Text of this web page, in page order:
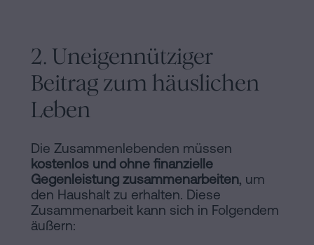
2. Uneigennütziger
Beitrag zum häuslichen
Leben
Die Zusammenlebenden müssen
kostenlos und ohne finanzielle
Gegenleistung zusammenarbeiten, um
den Haushalt zu erhalten. Diese
Zusammenarbeit kann sich in Folgendem
äußern: